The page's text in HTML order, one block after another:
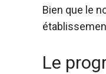
Bien que le
Le